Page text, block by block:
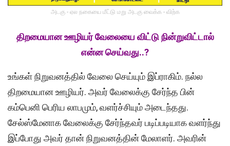
அடகு - ஏல நகையை மீட்டு மறு அடகு வைக்க - விற்க
திறமையான ஊழியர் வேலையை விட்டு நின்றுவிட்டால்
என்ன செய்வது..?
உங்கள் நிறுவனத்தில் வேலை செய்யும் இப்ராகிம். நல்ல
திறமையான ஊழியர். அவர் வேலைக்கு சேர்ந்த பின்
கம்பெனி பெரிய லாபமும், வளர்ச்சியும் அடைந்தது.
சேல்ஸ்மேனாக வேலைக்கு சேர்ந்தவர் படிப்படியாக வளர்ந்து
இப்போது அவர் தான் நிறுவனத்தின் மேலாளர். அவரின்